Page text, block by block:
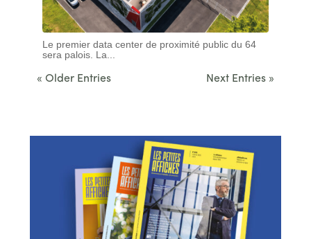
Le premier data center de proximité public du 64
sera palois. La...
« Older Entries Next Entries »